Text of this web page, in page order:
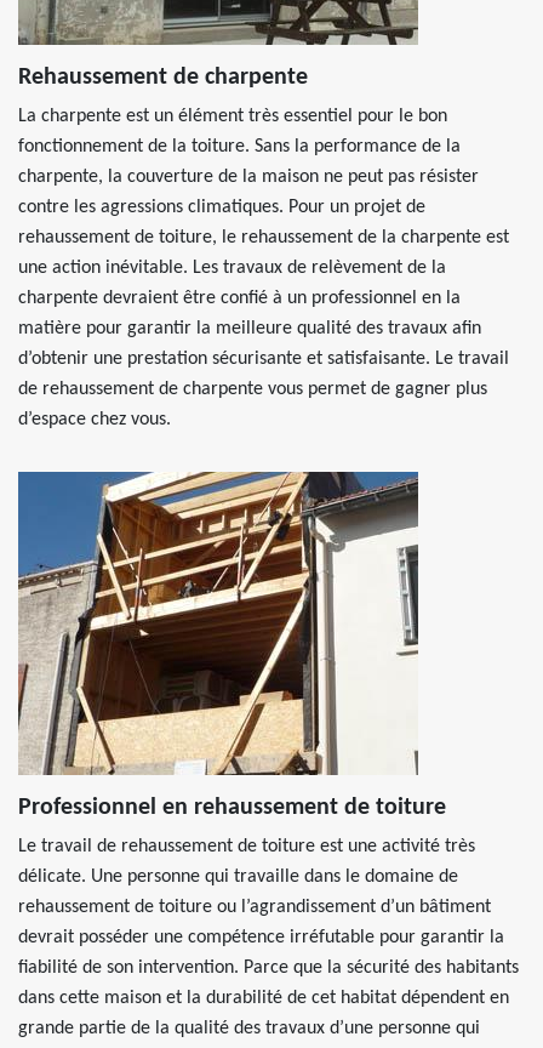
Rehaussement de charpente
La charpente est un élément très essentiel pour le bon
fonctionnement de la toiture. Sans la performance de la
charpente, la couverture de la maison ne peut pas résister
contre les agressions climatiques. Pour un projet de
rehaussement de toiture, le rehaussement de la charpente est
une action inévitable. Les travaux de relèvement de la
charpente devraient être confié à un professionnel en la
matière pour garantir la meilleure qualité des travaux afin
d’obtenir une prestation sécurisante et satisfaisante. Le travail
de rehaussement de charpente vous permet de gagner plus
d’espace chez vous.
Professionnel en rehaussement de toiture
Le travail de rehaussement de toiture est une activité très
délicate. Une personne qui travaille dans le domaine de
rehaussement de toiture ou l’agrandissement d’un bâtiment
devrait posséder une compétence irréfutable pour garantir la
fiabilité de son intervention. Parce que la sécurité des habitants
dans cette maison et la durabilité de cet habitat dépendent en
grande partie de la qualité des travaux d’une personne qui